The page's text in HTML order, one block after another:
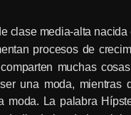
clase media-alta nacida
procesos de
muchas
una moda, mientras
moda. La palabra